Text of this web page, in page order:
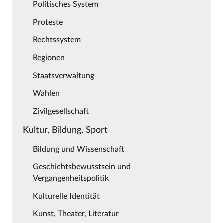
Politisches System
Proteste
Rechtssystem
Regionen
Staatsverwaltung
Wahlen
Zivilgesellschaft
Kultur, Bildung, Sport
Bildung und Wissenschaft
Geschichtsbewusstsein und
Vergangenheitspolitik
Kulturelle Identität
Kunst, Theater, Literatur